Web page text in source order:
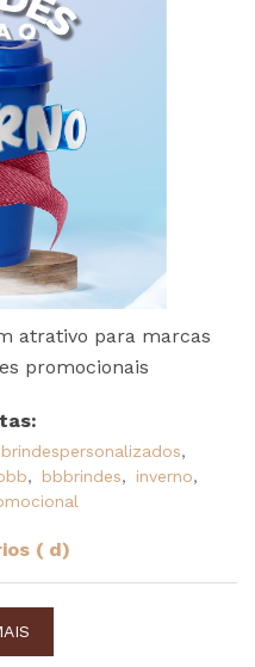
atrativo para marcas
promocionais
brindespersonalizados,
, bbbrindes, inverno,
( d)